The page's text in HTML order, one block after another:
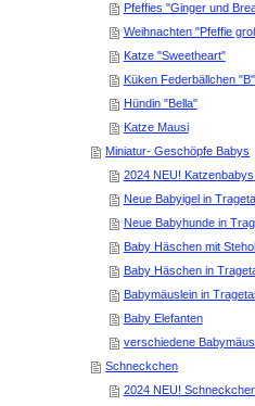
Pfeffies "Ginger und
Weihnachten "Pfeffie
Katze "Sweetheart"
Küken Federbällchen "B"
Hündin "Bella"
Katze Mausi
Miniatur- Geschöpfe Babys
2024 NEU!
Neue Babyigel in
Neue Babyhunde in
Baby Häschen mit
Baby Häschen in
Babymäuslein in
Baby Elefanten
verschiedene
Schneckchen
2024 NEU!